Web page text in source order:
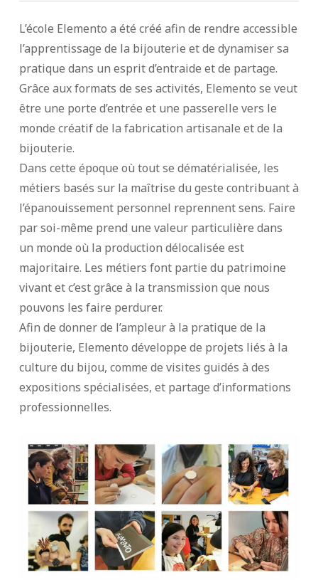
L’école Elemento a été créé afin de rendre accessible
l’apprentissage de la bijouterie et de dynamiser sa
pratique dans un esprit d’entraide et de partage.
Grâce aux formats de ses activités, Elemento se veut
être une porte d’entrée et une passerelle vers le
monde créatif de la fabrication artisanale et de la
bijouterie.
Dans cette époque où tout se dématérialisée, les
métiers basés sur la maîtrise du geste contribuant à
l’épanouissement personnel reprennent sens. Faire
par soi-même prend une valeur particulière dans
un monde où la production délocalisée est
majoritaire. Les métiers font partie du patrimoine
vivant et c’est grâce à la transmission que nous
pouvons les faire perdurer.
Afin de donner de l’ampleur à la pratique de la
bijouterie, Elemento développe de projets liés à la
culture du bijou, comme de visites guidés à des
expositions spécialisées, et partage d’informations
professionnelles.